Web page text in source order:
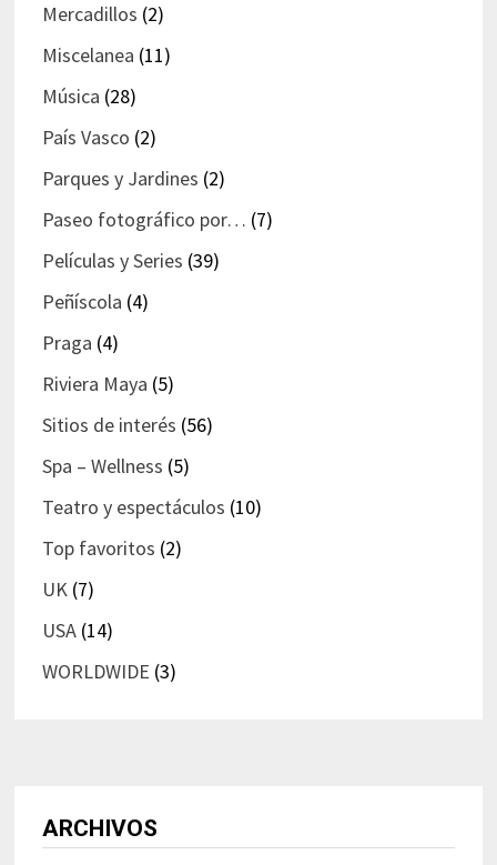
Mercadillos (2)
Miscelanea (11)
Música (28)
País Vasco (2)
Parques y Jardines (2)
Paseo fotográfico por… (7)
Películas y Series (39)
Peñíscola (4)
Praga (4)
Riviera Maya (5)
Sitios de interés (56)
Spa – Wellness (5)
Teatro y espectáculos (10)
Top favoritos (2)
UK(7)
USA(14)
WORLDWIDE (3)
ARCHIVOS